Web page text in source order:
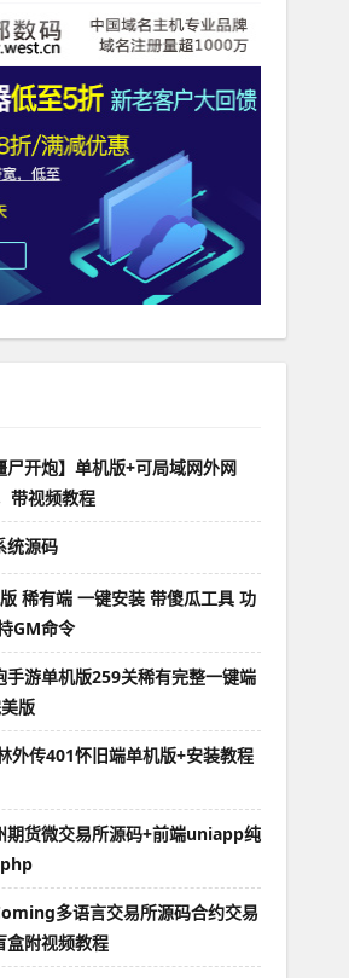
尸开炮】单机版+可局域网外网
带视频教程
统源码
稀有端 一键安装 带傻瓜工具 功
GM命令
手游单机版259关稀有完整一键端
版
外传401怀旧端单机版+安装教程
期货微交易所源码+前端uniapp纯
多语言交易所源码合约交易
盒附视频教程